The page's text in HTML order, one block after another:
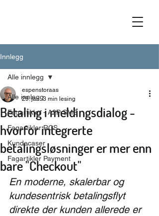
Innlegg
Alle innlegg
Fagartikler - A2P SMS
Fagartikler RCS
Kundecaser
Fagartikler Payment
Alle innlegg
Betaling i meldingsdialog -
hvorfor integrerte
betalingsløsninger er mer enn
bare "Checkout"
espenstoraas
29. jan. 3 min lesing
En moderne, skalerbar og
kundesentrisk betalingsflyt
direkte der kunden allerede er